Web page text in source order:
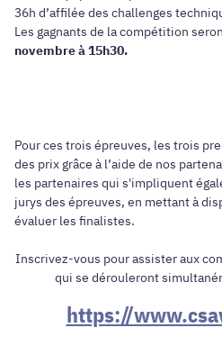
36h d’affilée des challenges
Les gagnants de la compétition
novembre à 15h30.
Pour ces trois épreuves, les trois
des prix grâce à l’aide de nos
les partenaires qui s'impliquent
jurys des épreuves, en mettant à
évaluer les finalistes.
Inscrivez-vous pour assister aux
qui se dérouleront
https://